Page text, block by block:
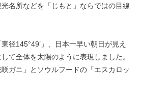
名所などを「じもと」ならではの目線
径145°49’」、日本一早い朝日が見え
て全体を太陽のように表現しました。
ガニ」とソウルフードの「エスカロッ